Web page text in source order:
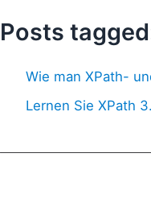
Posts
Wie man XPath-
Lernen Sie XPath